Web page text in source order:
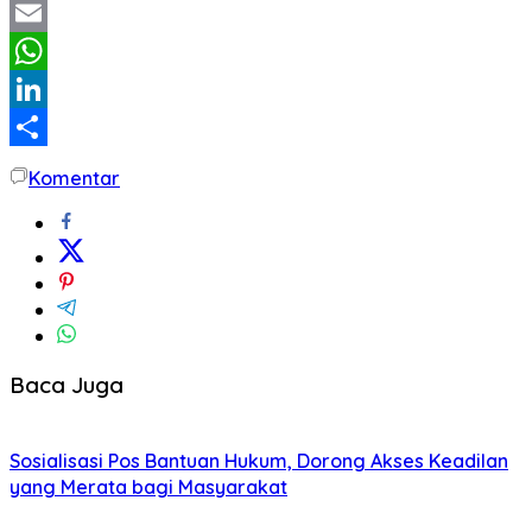
Twitter
Email
WhatsApp
LinkedIn
ShareKomentar
Baca Juga
Sosialisasi Pos Bantuan Hukum, Dorong Akses Keadilan
yang Merata bagi Masyarakat